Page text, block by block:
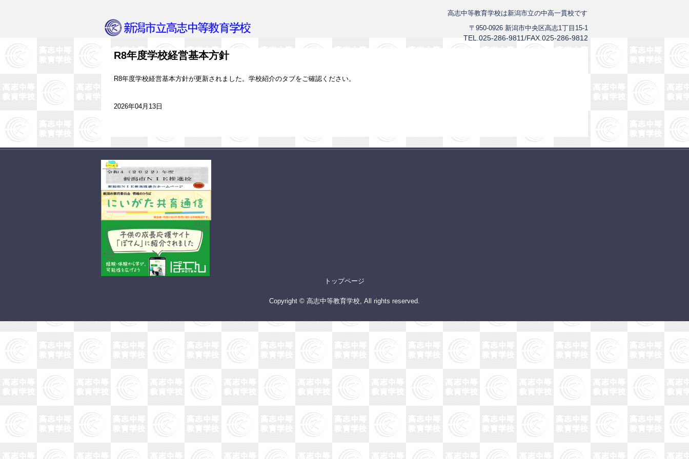
高志中等教育学校は新潟市立の中高一貫校です
〒950-0926 新潟市中央区高志1丁目15-1
TEL.025-286-9811/FAX.025-286-9812
R8年度学校経営基本方針
R8年度学校経営基本方針が更新されました。学校紹介のタブをご確認ください。
2026年04月13日
トップページ
Copyright © 高志中等教育学校, All rights reserved.